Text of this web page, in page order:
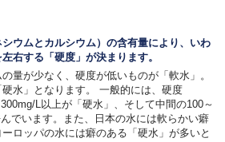
ウムとカルシウム）の含有量により、いわ
右する「硬度」が決まります。
量が少なく、硬度が低いものが「軟水」。
水」となります。 一般的には、硬度
L以上が「硬水」、そして中間の100～
でいます。また、日本の水には軟らかい癖
ロッパの水には癖のある「硬水」が多いと